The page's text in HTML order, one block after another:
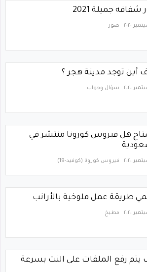
جميلة 2021
صور
أين توجد مدينة هجر ؟
سؤال وجواب
هل فيروس كورونا منتشر في
فيروس كورونا (كوفيد-19)‏
طريقة عمل ملوخية بالأرانب
مطبخ
يتم رفع الملفات على النت بسرعة